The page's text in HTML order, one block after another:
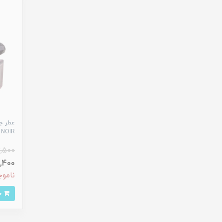
NOIR حجم 25 میلی لیتر